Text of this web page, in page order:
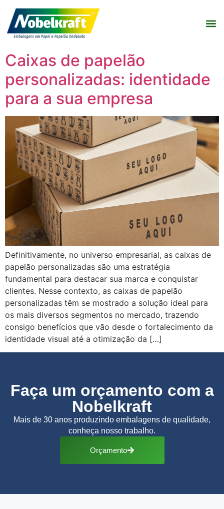
Caixas de papelão
personalizadas: identidade
para a sua empresa
Definitivamente, no universo empresarial, as caixas de
papelão personalizadas são uma estratégia
fundamental para destacar sua marca e conquistar
clientes. Nesse contexto, as caixas de papelão
personalizadas têm se mostrado a solução ideal para
os mais diversos segmentos no mercado, trazendo
consigo benefícios que vão desde o fortalecimento da
identidade visual até a otimização da […]
Faça um orçamento com a
Nobelkraft
Mais de 30 anos produzindo embalagens de qualidade,
conheça nosso trabalho.
Orçamento